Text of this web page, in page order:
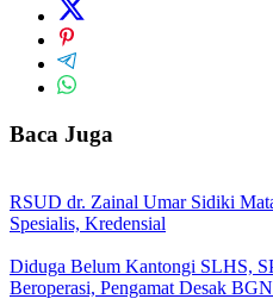
Baca Juga
RSUD dr. Zainal Umar Sidiki
Spesialis, Kredensial
Diduga Belum Kantongi SLHS,
Beroperasi, Pengamat Desak